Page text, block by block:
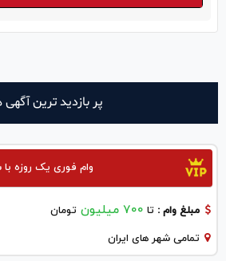
پر بازدید ترین آگهی
وام فوری یک روزه
مبلغ وام : تا 700 میلیون تومان
تمامی شهر های ایران